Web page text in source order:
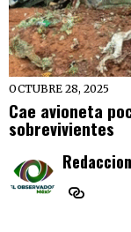
OCTUBRE 28, 2025
Cae avioneta
sobrevivientes
Redaccion